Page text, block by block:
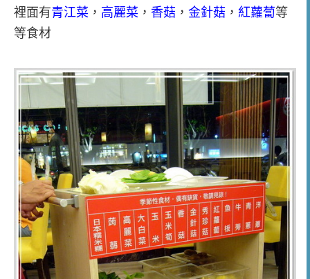
裡面有青江菜 ， 高麗菜 ， 香菇 ， 金針菇 ， 紅蘿蔔等
等食材